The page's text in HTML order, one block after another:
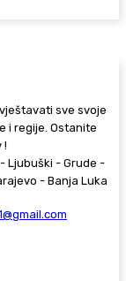
sve svoje
i regije. Ostanite
!
Ljubuški - Grude -
- Banja Luka